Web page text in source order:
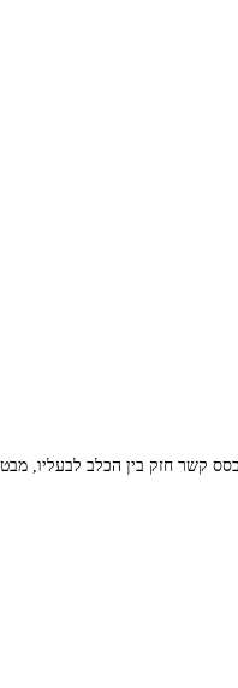
קשר חזק בין הכלב לבעליו,